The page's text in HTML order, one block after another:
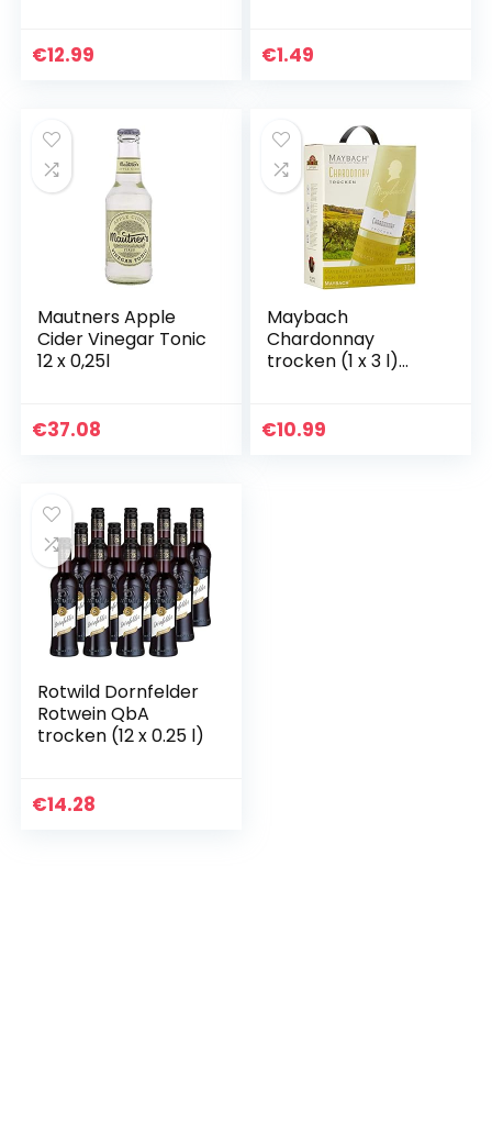
€12.99 €1.49
Mautners Apple
Cider Vinegar Tonic
12 x 0,25l
€37.08
Maybach
Chardonnay
trocken (1 x 3 l)
€10.99
Rotwild Dornfelder
Rotwein QbA
trocken (12 x 0.25 l)
€14.28